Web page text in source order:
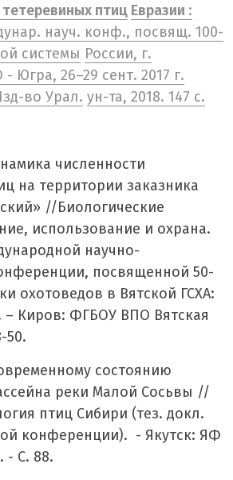
птиц Евразии :
науч. конф., посвящ. 100-
системы России, г.
Югра, 26–29 сент. 2017 г.
во Урал. ун-та, 2018. 147 с.
численности
на территории заказника
//Биологические
использование и охрана.
научно-
посвященной 50-
охотоведов в Вятской ГСХА:
– Киров: ФГБОУ ВПО Вятская
50.
состоянию
реки Малой Сосьвы //
птиц Сибири (тез. докл.
конференции). - Якутск: ЯФ
- С. 88.